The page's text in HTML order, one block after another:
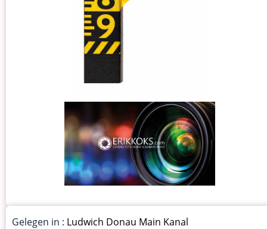
Gelegen in : Ludwich Donau Main Kanal